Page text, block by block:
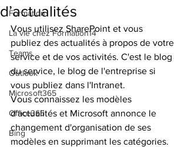
Formation
La vie chez Formation14
Teams
Outlook
Microsoft365
Office365
Bing
d’actualités
Vous utilisez SharePoint et vous
publiez des actualités à propos de votre
service et de vos activités. C'est le blog
du service, le blog de l'entreprise si
vous publiez dans l'Intranet.
Vous connaissez les modèles
d'actualités et Microsoft annonce le
changement d'organisation de ses
modèles en supprimant les catégories.